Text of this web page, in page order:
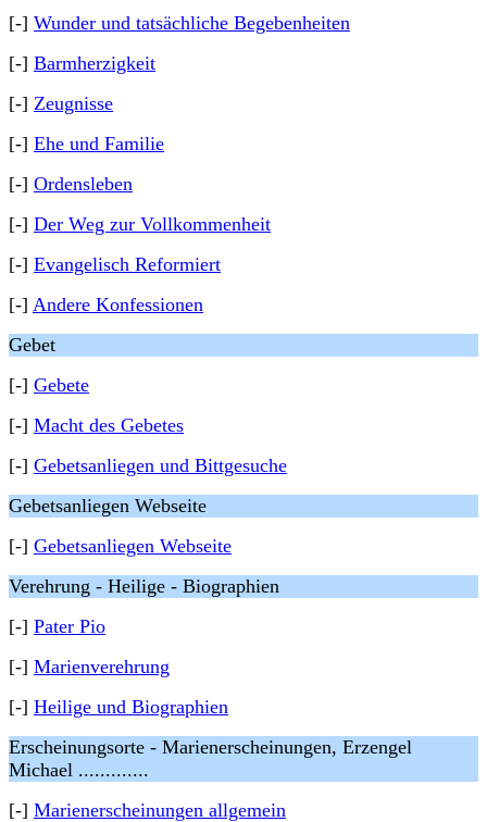
[-] Wunder und tatsächliche Begebenheiten
[-] Barmherzigkeit
[-] Zeugnisse
[-] Ehe und Familie
[-] Ordensleben
[-] Der Weg zur Vollkommenheit
[-] Evangelisch Reformiert
[-] Andere Konfessionen
Gebet
[-] Gebete
[-] Macht des Gebetes
[-] Gebetsanliegen und Bittgesuche
Gebetsanliegen Webseite
[-] Gebetsanliegen Webseite
Verehrung - Heilige - Biographien
[-] Pater Pio
[-] Marienverehrung
[-] Heilige und Biographien
Erscheinungsorte - Marienerscheinungen, Erzengel
Michael .............
[-] Marienerscheinungen allgemein